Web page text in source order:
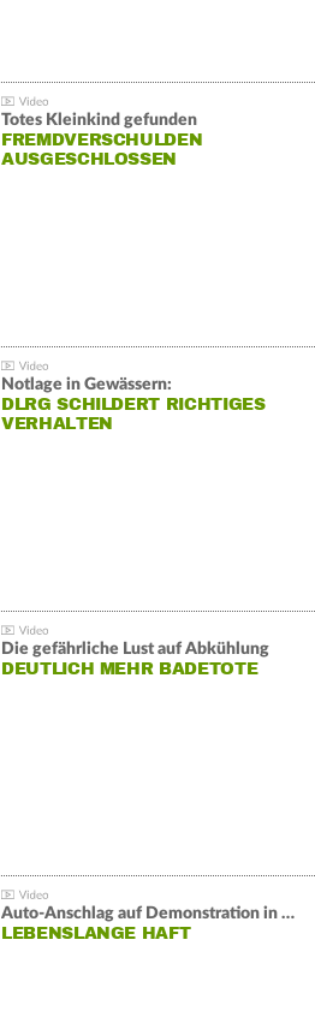
Totes Kleinkind gefunden
FREMDVERSCHULDEN
AUSGESCHLOSSEN
Notlage in Gewässern:
DLRG SCHILDERT RICHTIGES
VERHALTEN
Die gefährliche Lust auf Abkühlung
DEUTLICH MEHR BADETOTE
Auto-Anschlag auf Demonstration in München:
LEBENSLANGE HAFT